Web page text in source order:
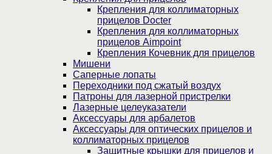
Крепления для коллиматорных
прицелов Docter
Крепления для коллиматорных
прицелов Aimpoint
Крепления Кочевник для прицелов
Мишени
Саперные лопаты
Переходники под сжатый воздух
Патроны для лазерной пристрелки
Лазерные целеуказатели
Аксессуары для арбалетов
Аксессуары для оптических прицелов и
коллиматорных прицелов
Защитные крышки для прицелов и